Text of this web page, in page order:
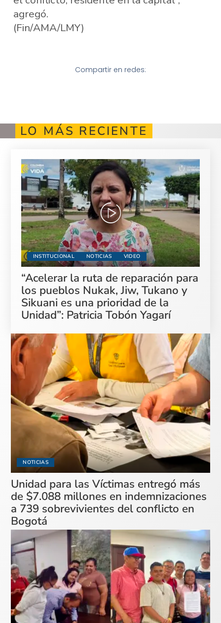
agregó.
(Fin/AMA/LMY)
Compartir en redes:
LO MÁS RECIENTE
INSTITUCIONAL NOTICIAS VIDEO
“Acelerar la ruta de reparación para
los pueblos Nukak, Jiw, Tukano y
Sikuani es una prioridad de la
Unidad”: Patricia Tobón Yagarí
NOTICIAS
Unidad para las Víctimas entregó más
de $7.088 millones en indemnizaciones
a 739 sobrevivientes del conflicto en
Bogotá